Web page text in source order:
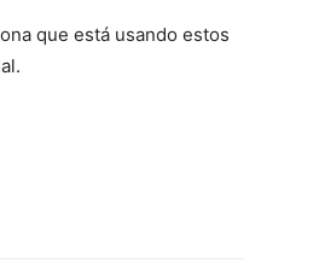
que está usando estos